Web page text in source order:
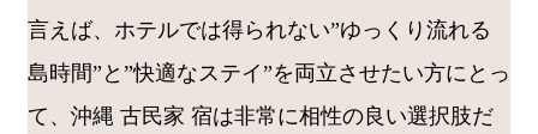
言えば、ホテルでは得られない”ゆっくり流れる
島時間”と”快適なステイ”を両立させたい方にとっ
て、沖縄 古民家 宿は非常に相性の良い選択肢だ